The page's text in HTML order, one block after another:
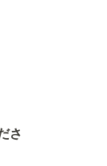
さ